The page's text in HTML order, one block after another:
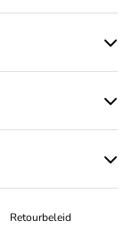
Retourbeleid